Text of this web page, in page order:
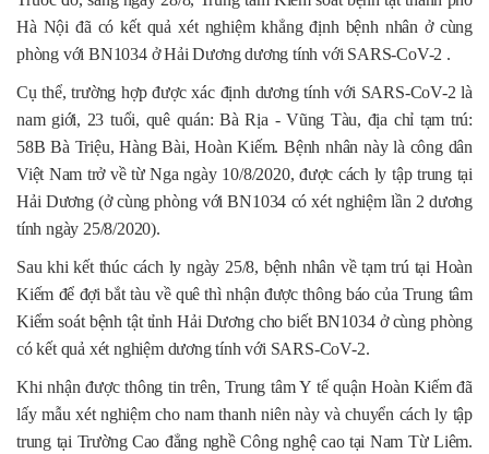
Hà Nội đã có kết quả xét nghiệm khẳng định bệnh nhân ở cùng
phòng với BN1034 ở Hải Dương dương tính với SARS-CoV-2 .
Cụ thể, trường hợp được xác định dương tính với SARS-CoV-2 là
nam giới, 23 tuổi, quê quán: Bà Rịa - Vũng Tàu, địa chỉ tạm trú:
58B Bà Triệu, Hàng Bài, Hoàn Kiếm. Bệnh nhân này là công dân
Việt Nam trở về từ Nga ngày 10/8/2020, được cách ly tập trung tại
Hải Dương (ở cùng phòng với BN1034 có xét nghiệm lần 2 dương
tính ngày 25/8/2020).
Sau khi kết thúc cách ly ngày 25/8, bệnh nhân về tạm trú tại Hoàn
Kiếm để đợi bắt tàu về quê thì nhận được thông báo của Trung tâm
Kiểm soát bệnh tật tỉnh Hải Dương cho biết BN1034 ở cùng phòng
có kết quả xét nghiệm dương tính với SARS-CoV-2.
Khi nhận được thông tin trên, Trung tâm Y tế quận Hoàn Kiếm đã
lấy mẫu xét nghiệm cho nam thanh niên này và chuyển cách ly tập
trung tại Trường Cao đẳng nghề Công nghệ cao tại Nam Từ Liêm.